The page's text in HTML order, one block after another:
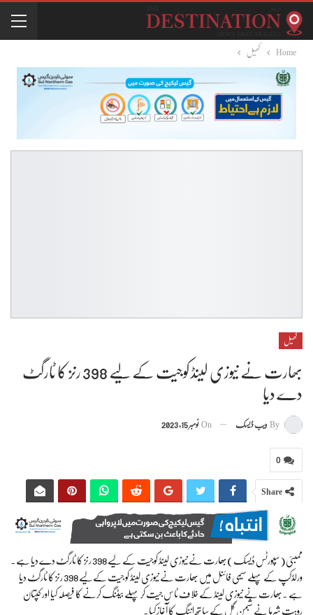
Home کھیل
کھیل
بھارت نے نیوزی لینڈ کوجیت کے لیے 398 رنز کا ٹارگٹ
دے دیا
By ویب ڈیسک On نومبر 15, 2023
0
Share
ممبئی(سپورٹس ڈیسک)بھارت نے نیوزی لینڈ کوجیت کے لیے 398 رنز کا ٹارگٹ دے دیا ہے۔
ورلڈکپ کے پہلے سیمی فائنل میں بھارت نے نیوزی لینڈ کو جیت کےلیے 398 رنز کا ٹارگٹ دیا
ہے ۔بھارت نے نیوزی لینڈ کے خلاف ٹاس جیت کر پہلے بیٹنگ کرنے کا فیصلہ کیا اور کپتان
روہت شرما نے شبمن گل کے ساتھ اننگ کا آغاز کیا۔